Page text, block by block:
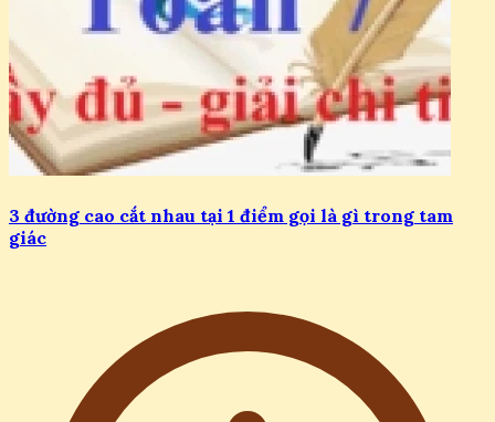
3 đường cao cắt nhau tại 1 điểm gọi là gì trong tam
giác